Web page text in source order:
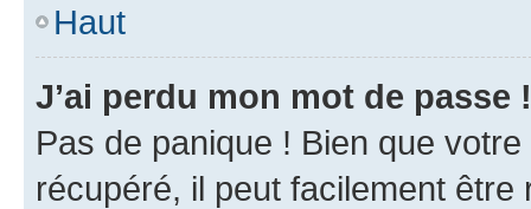
Haut
J’ai perdu mon mot de passe !
Pas de panique ! Bien que
récupéré, il peut facilement